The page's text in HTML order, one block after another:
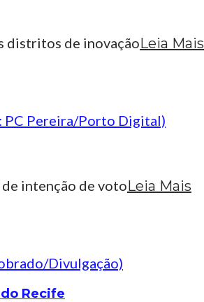
distritos de inovaçãoLeia Mais
intenção de votoLeia Mais
Recife